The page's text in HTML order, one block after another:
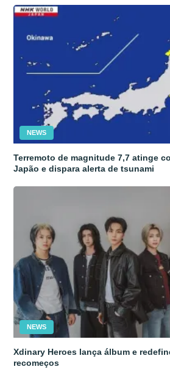
NEWS
Terremoto de magnitude 7,7 atinge
Japão e dispara alerta de tsunami
NEWS
Xdinary Heroes lança álbum e
recomeços